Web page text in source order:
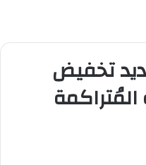
تخفيض
المُتراكمة